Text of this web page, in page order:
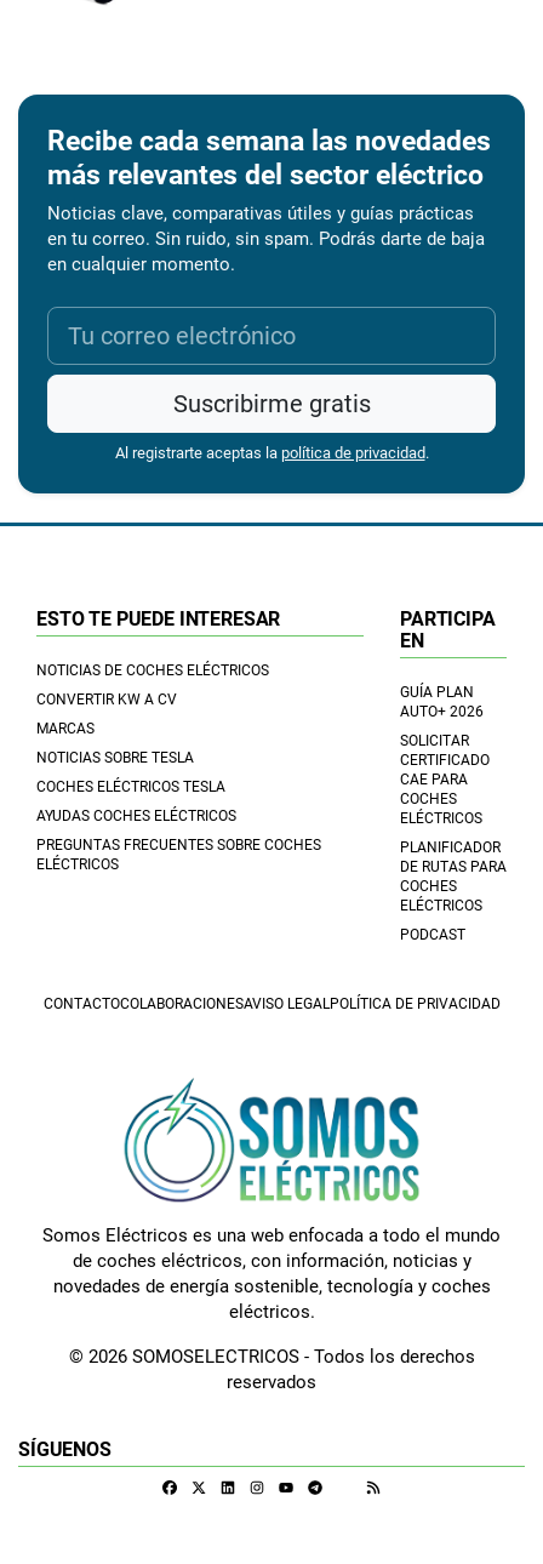
Recibe cada semana las novedades
más relevantes del sector eléctrico
Noticias clave, comparativas útiles y guías prácticas
en tu correo. Sin ruido, sin spam. Podrás darte de baja
en cualquier momento.
Suscribirme gratis
Al registrarte aceptas la política de privacidad.
ESTO TE PUEDE INTERESAR
NOTICIAS DE COCHES ELÉCTRICOS
CONVERTIR KW A CV
MARCAS
NOTICIAS SOBRE TESLA
COCHES ELÉCTRICOS TESLA
AYUDAS COCHES ELÉCTRICOS
PREGUNTAS FRECUENTES SOBRE COCHES
ELÉCTRICOS
PARTICIPA
EN
GUÍA PLAN
AUTO+ 2026
SOLICITAR
CERTIFICADO
CAE PARA
COCHES
ELÉCTRICOS
PLANIFICADOR
DE RUTAS PARA
COCHES
ELÉCTRICOS
PODCAST
CONTACTOCOLABORACIONESAVISO LEGAL POLÍTICA DE PRIVACIDAD
Somos Eléctricos es una web enfocada a todo el mundo
de coches eléctricos, con información, noticias y
novedades de energía sostenible, tecnología y coches
eléctricos.
© 2026 SOMOSELECTRICOS - Todos los derechos
reservados
SÍGUENOS
FacebookLinkedinInstagramTelegram
Google Discover